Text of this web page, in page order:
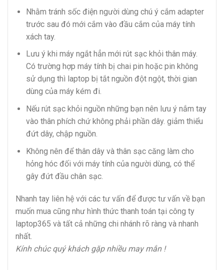
Nhằm tránh sốc điện người dùng chú ý cắm adapter
trước sau đó mới cắm vào đầu cắm của máy tính
xách tay.
Lưu ý khi máy ngắt hẳn mới rút sạc khỏi thân máy.
Có trường hợp máy tính bị chai pin hoặc pin không
sử dụng thì laptop bị tắt nguồn đột ngột, thời gian
dùng của máy kém đi.
Nếu rút sạc khỏi nguồn những bạn nên lưu ý nắm tay
vào thân phích chứ không phải phần dây. giảm thiểu
đứt dây, chập nguồn.
Không nên để thân dây và thân sạc căng làm cho
hỏng hóc đối với máy tính của người dùng, có thể
gây đứt đầu chân sạc.
Nhanh tay liên hệ với các tư vấn để được tư vấn về bạn
muốn mua cũng như hình thức thanh toán tại công ty
laptop365 và tất cả những chi nhánh rõ ràng và nhanh
nhất.
Kính chúc quý khách gặp nhiều may mắn !